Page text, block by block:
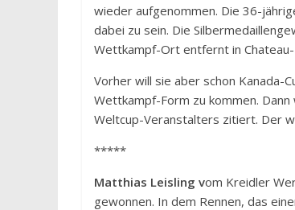
wieder aufgenommen. Die 36-
dabei zu sein. Die
Wettkampf-Ort entfernt in Chateau-
Vorher will sie aber schon Kanada-
Wettkampf-Form zu kommen.
Weltcup-Veranstalters zitiert. Der
*****
Matthias Leisling vom Kreidler
gewonnen. In dem Rennen, das